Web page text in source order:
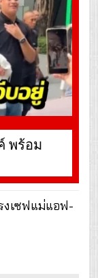
พร้อม
งเซฟแม่แอฟ-